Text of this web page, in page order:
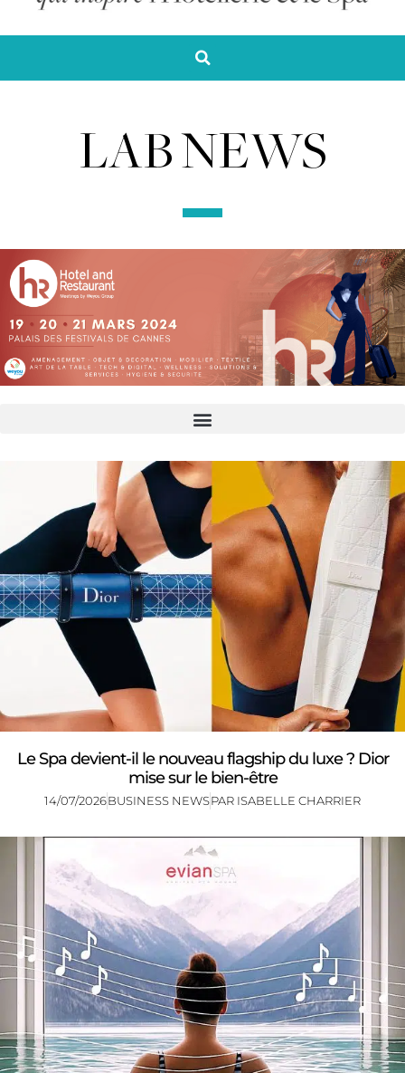
LAB NEWS
Le Spa devient-il le nouveau flagship du luxe ? Dior
mise sur le bien-être
14/07/2026BUSINESS NEWSPAR ISABELLE CHARRIER